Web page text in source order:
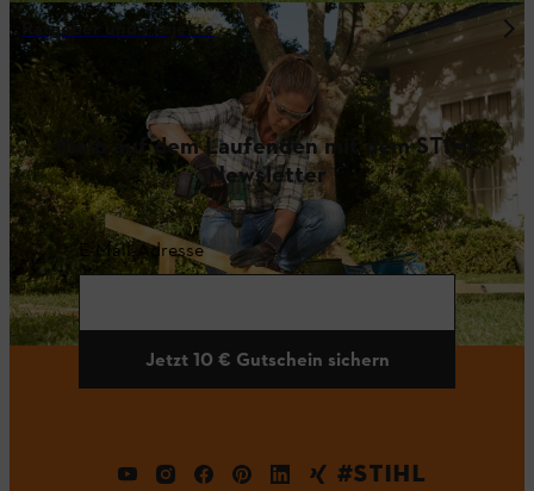
Ratgeber und Projekte
Bleib auf dem Laufenden mit dem STIHL
Newsletter
E-Mail-Adresse
Jetzt 10 € Gutschein sichern
#STIHL